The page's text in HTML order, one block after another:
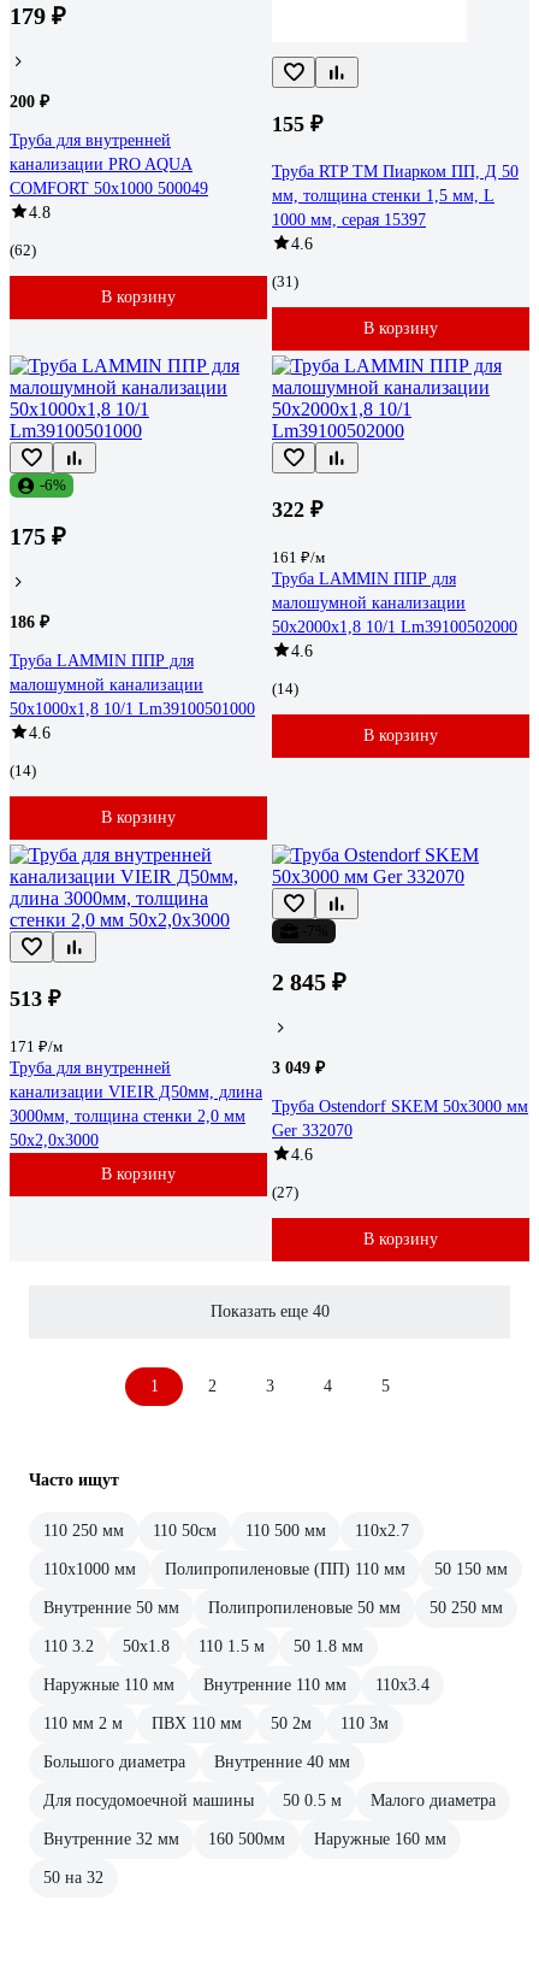
179 ₽
200 ₽
Труба для внутренней
канализации PRO AQUA
COMFORT 50x1000 500049
4.8
(62)
В корзину
155 ₽
Труба RTP ТМ Пиарком ПП, Д 50
мм, толщина стенки 1,5 мм, L
1000 мм, серая 15397
4.6
(31)
В корзину
-6%
175 ₽
186 ₽
Труба LAMMIN ППР для
малошумной канализации
50x1000x1,8 10/1 Lm39100501000
4.6
(14)
В корзину
322 ₽
161 ₽/м
Труба LAMMIN ППР для
малошумной канализации
50x2000x1,8 10/1 Lm39100502000
4.6
(14)
В корзину
513 ₽
171 ₽/м
Труба для внутренней
канализации VIEIR Д50мм, длина
3000мм, толщина стенки 2,0 мм
50х2,0х3000
В корзину
2 845 ₽
3 049 ₽
Труба Ostendorf SKEM 50x3000 мм
Ger 332070
4.6
(27)
В корзину
Показать еще 40
1 2 3 4 5
Часто ищут
110 250 мм 110 50см 110 500 мм 110х2.7
110х1000 мм Полипропиленовые (ПП) 110 мм 50 150 мм
Внутренние 50 мм Полипропиленовые 50 мм 50 250 мм
110 3.2 50x1.8 110 1.5 м 50 1.8 мм
Наружные 110 мм Внутренние 110 мм 110х3.4
110 мм 2 м ПВХ 110 мм 50 2м 110 3м
Большого диаметра Внутренние 40 мм
Для посудомоечной машины 50 0.5 м Малого диаметра
Внутренние 32 мм 160 500мм Наружные 160 мм
50 на 32